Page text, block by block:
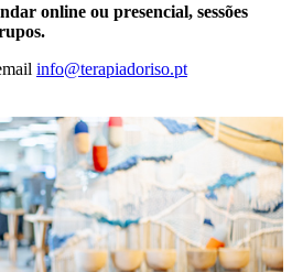
online ou presencial, sessões
info@terapiadoriso.pt